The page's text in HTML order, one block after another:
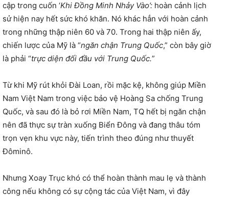
cập trong cuốn ‘Khi Đồng Minh Nhảy Vào’: hoàn cảnh lịch
sử hiện nay hết sức khó khăn. Nó khác hẳn với hoàn cảnh
trong những thập niên 60 và 70. Trong hai thập niên ấy,
chiến lược của Mỹ là “ngăn chận Trung Quốc,” còn bây giờ
là phải “trực diện đối đầu với Trung Quốc.”
Từ khi Mỹ rút khỏi Đài Loan, rồi mặc kệ, không giúp Miền
Nam Việt Nam trong việc bảo vệ Hoàng Sa chống Trung
Quốc, và sau đó là bỏ rơi Miền Nam, TQ hết bị ngăn chận
nên đã thực sự tràn xuống Biển Đông và đang thâu tóm
trọn vẹn khu vực này, tiến trình theo đúng như thuyết
Đôminô.
Nhưng Xoay Trục khó có thể hoàn thành mau lẹ và thành
công nếu không có sự cộng tác của Việt Nam, vì đây